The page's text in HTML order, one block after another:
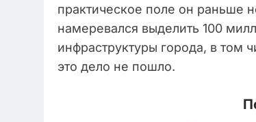
практическое поле он раньше
намеревался выделить 100
инфраструктуры города, в том
это дело не пошло.